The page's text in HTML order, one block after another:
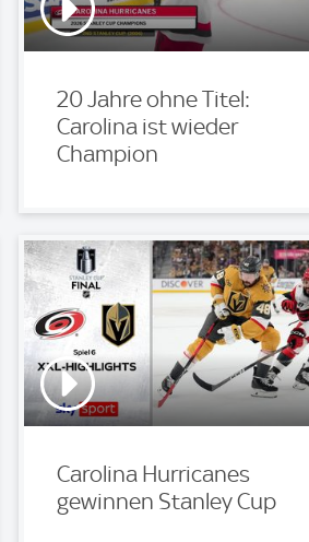
20 Jahre ohne Titel:
Carolina ist wieder
Champion
Carolina Hurricanes
gewinnen Stanley Cup